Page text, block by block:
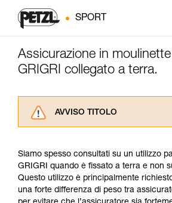
SPORT
Assicurazione in
GRIGRI collegato a terra.
AVVISO TITOLO
consultarlo. Dovete aver
informazioni dell’istruzione
capire queste ulteriori
La padronanza di queste
Siamo spesso consultati su un utilizzo
GRIGRI quando è fissato a terra e non
Questo utilizzo è principalmente
una forte differenza di peso tra